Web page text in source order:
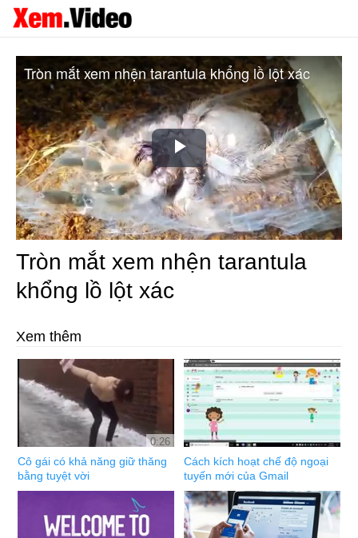
Play
Video
Tròn mắt xem nhện tarantula khổng lồ lột xác
Tròn mắt xem nhện tarantula
khổng lồ lột xác
Xem thêm
0:26
Cô gái có khả năng giữ thăng
bằng tuyệt vời
Cách kích hoạt chế độ ngoại
tuyến mới của Gmail